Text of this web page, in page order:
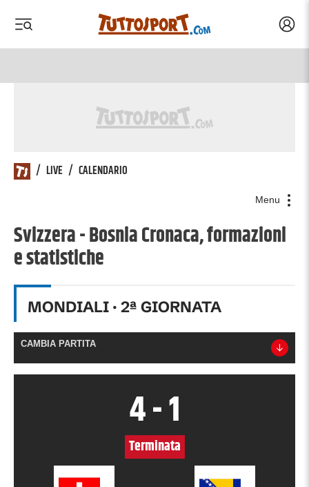
/ LIVE / CALENDARIO
Menu
Svizzera - Bosnia Cronaca, formazioni
e statistiche
MONDIALI · 2ª GIORNATA
CAMBIA PARTITA
4-1
Terminata